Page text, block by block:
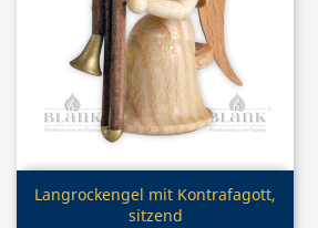
Vorschau
Langrockengel mit Kontrafagott,
sitzend